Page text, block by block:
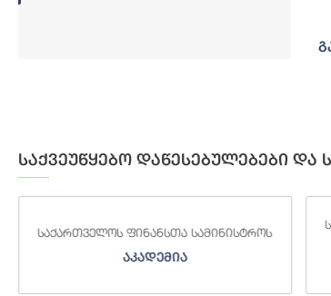
საქვეუწყებო დაწესებულებები და
საქართველოს ფინანსთა სამინისტროს
აკადემია